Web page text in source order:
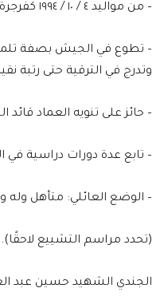
– من مواليد ٤ / ١٠ / ١٩٩٤ كفرجرة – جزين.
وتدرج في الترقية حتى رتبة نقيب
– حائز على تنويه العماد
– تابع عدة دورات دراسية في
– الوضع العائلي: متأهل وله
(تحدد مراسم التشييع لاحقًا).
الجندي الشهيد حسين عبد